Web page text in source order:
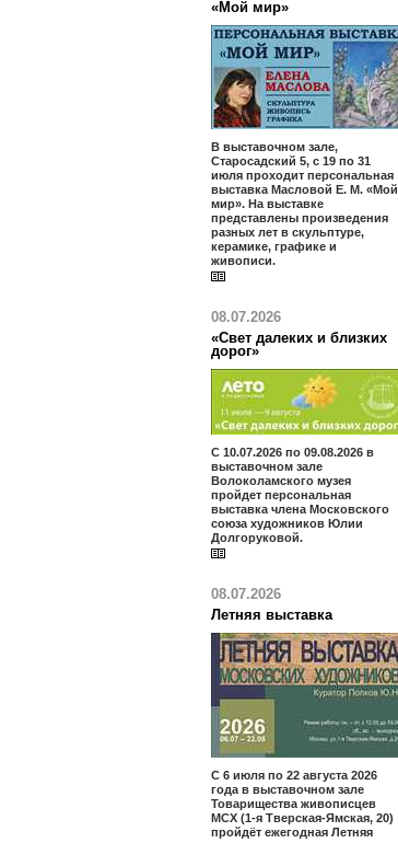
«Мой мир»
В выставочном зале,
Старосадский 5, с 19 по 31
июля проходит персональная
выставка Масловой Е. М. «Мой
мир». На выставке
представлены произведения
разных лет в скульптуре,
керамике, графике и
живописи.
08.07.2026
«Свет далеких и близких
дорог»
С 10.07.2026 по 09.08.2026 в
выставочном зале
Волоколамского музея
пройдет персональная
выставка члена Московского
союза художников Юлии
Долгоруковой.
08.07.2026
Летняя выставка
С 6 июля по 22 августа 2026
года в выставочном зале
Товарищества живописцев
МСХ (1-я Тверская-Ямская, 20)
пройдёт ежегодная Летняя